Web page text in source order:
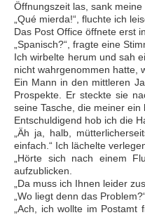
Öffnungszeit las, sank meine
Qué mierda!“, fluchte ich
Das Post Office öffnete erst
„Spanisch?“, fragte eine
Ich wirbelte herum und sah
nicht wahrgenommen hatte,
Ein Mann in den mittleren
Prospekte. Er steckte sie
seine Tasche, die meiner ein
Entschuldigend hob ich die
„Äh ja, halb,
einfach.“ Ich lächelte
„Hörte sich nach einem
aufzublicken.
„Da muss ich Ihnen leider
„Wo liegt denn das Problem?“
„Ach, ich wollte im